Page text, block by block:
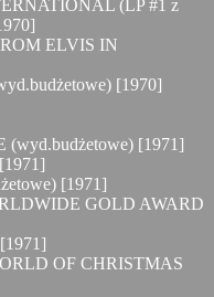
(LP #1 z
ELVIS IN
[1970]
[1971]
[1971]
GOLD AWARD
OF CHRISTMAS